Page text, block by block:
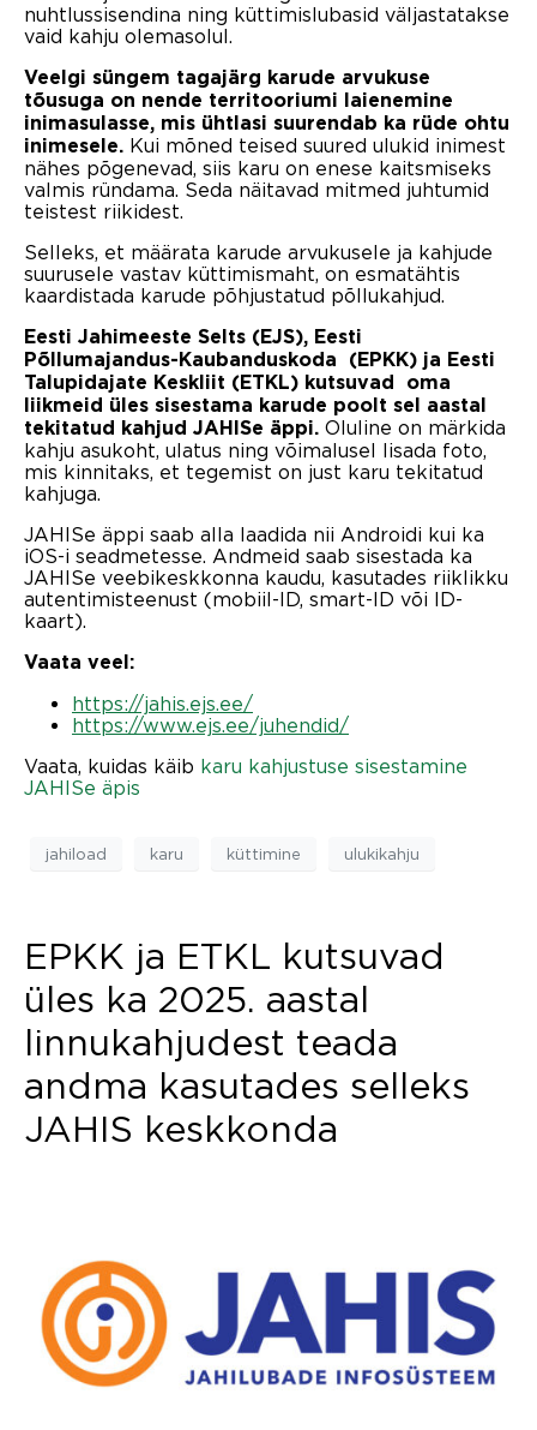
nuhtlussisendina ning küttimislubasid väljastatakse
vaid kahju olemasolul.
Veelgi süngem tagajärg karude arvukuse
tõusuga on nende territooriumi laienemine
inimasulasse, mis ühtlasi suurendab ka rüde ohtu
inimesele. Kui mõned teised suured ulukid inimest
nähes põgenevad, siis karu on enese kaitsmiseks
valmis ründama. Seda näitavad mitmed juhtumid
teistest riikidest.
Selleks, et määrata karude arvukusele ja kahjude
suurusele vastav küttimismaht, on esmatähtis
kaardistada karude põhjustatud põllukahjud.
Eesti Jahimeeste Selts (EJS), Eesti
Põllumajandus-Kaubanduskoda (EPKK) ja Eesti
Talupidajate Keskliit (ETKL) kutsuvad oma
liikmeid üles sisestama karude poolt sel aastal
tekitatud kahjud JAHISe äppi. Oluline on märkida
kahju asukoht, ulatus ning võimalusel lisada foto,
mis kinnitaks, et tegemist on just karu tekitatud
kahjuga.
JAHISe äppi saab alla laadida nii Androidi kui ka
iOS-i seadmetesse. Andmeid saab sisestada ka
JAHISe veebikeskkonna kaudu, kasutades riiklikku
autentimisteenust (mobiil-ID, smart-ID või ID-
kaart).
Vaata veel:
https://jahis.ejs.ee/
https://www.ejs.ee/juhendid/
Vaata, kuidas käib karu kahjustuse sisestamine
JAHISe äpis
jahiload karu küttimine ulukikahju
EPKK ja ETKL kutsuvad
üles ka 2025. aastal
linnukahjudest teada
andma kasutades selleks
JAHIS keskkonda